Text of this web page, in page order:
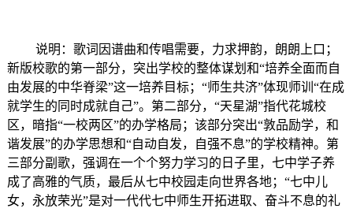
说明：歌词因谱曲和传唱需要，力求押韵，朗朗上口；
新版校歌的第一部分，突出学校的整体谋划和“培养全面而自
由发展的中华脊梁”这一培养目标；“师生共济”体现师训“在成
就学生的同时成就自己”。第二部分，“天星湖”指代花城校
区，暗指“一校两区”的办学格局；该部分突出“敦品励学，和
谐发展”的办学思想和“自动自发，自强不息”的学校精神。第
三部分副歌，强调在一个个努力学习的日子里，七中学子养
成了高雅的气质，最后从七中校园走向世界各地；“七中儿
女，永放荣光”是对一代代七中师生开拓进取、奋斗不息的礼